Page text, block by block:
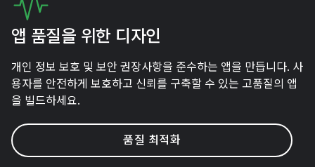
앱 품질을 위한 디자인
개인 정보 보호 및 보안 권장사항을 준수하는 앱을 만듭니다. 사
용자를 안전하게 보호하고 신뢰를 구축할 수 있는 고품질의 앱
을 빌드하세요.
품질 최적화